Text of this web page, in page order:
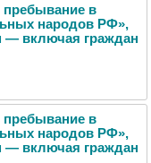
пребывание в
народов РФ»,
— включая граждан
пребывание в
народов РФ»,
— включая граждан